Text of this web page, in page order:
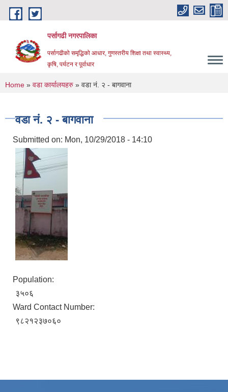
Skip to main content
पर्सागढी नगरपालिका
पर्सागढीको समृद्धिको आधार, गुणस्तरीय शिक्षा तथा स्वास्थ्य,
कृषि, पर्यटन र पूर्वाधार
You are here
Home » वडा कार्यालयहरु » वडा नं. २ - बागवाना
वडा नं. २ - बागवाना
Submitted on: Mon, 10/29/2018 - 14:10
Population:
३५०६
Ward Contact Number:
९८२१२३७०६०